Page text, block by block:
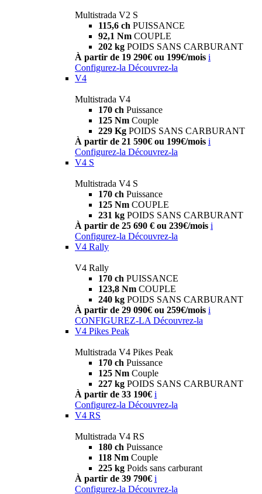
Multistrada V2 S
115,6 ch PUISSANCE
92,1 Nm COUPLE
202 kg POIDS SANS CARBURANT
À partir de 19 290€ ou 199€/mois i
Configurez-la Découvrez-la
V4
Multistrada V4
170 ch Puissance
125 Nm Couple
229 Kg POIDS SANS CARBURANT
À partir de 21 590€ ou 199€/mois i
Configurez-la Découvrez-la
V4 S
Multistrada V4 S
170 ch Puissance
125 Nm COUPLE
231 kg POIDS SANS CARBURANT
À partir de 25 690 € ou 239€/mois i
Configurez-la Découvrez-la
V4 Rally
V4 Rally
170 ch PUISSANCE
123,8 Nm COUPLE
240 kg POIDS SANS CARBURANT
À partir de 29 090€ ou 259€/mois i
CONFIGUREZ-LA Découvrez-la
V4 Pikes Peak
Multistrada V4 Pikes Peak
170 ch Puissance
125 Nm Couple
227 kg POIDS SANS CARBURANT
À partir de 33 190€ i
Configurez-la Découvrez-la
V4 RS
Multistrada V4 RS
180 ch Puissance
118 Nm Couple
225 kg Poids sans carburant
À partir de 39 790€ i
Configurez-la Découvrez-la